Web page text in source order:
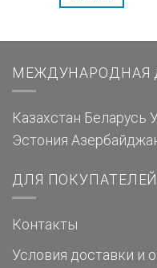
МЕЖДУНАРОДНАЯ
Казахстан Беларусь
Эстония
ДЛЯ ПОКУПАТЕЛЕЙ
Контакты
Условия доставки и